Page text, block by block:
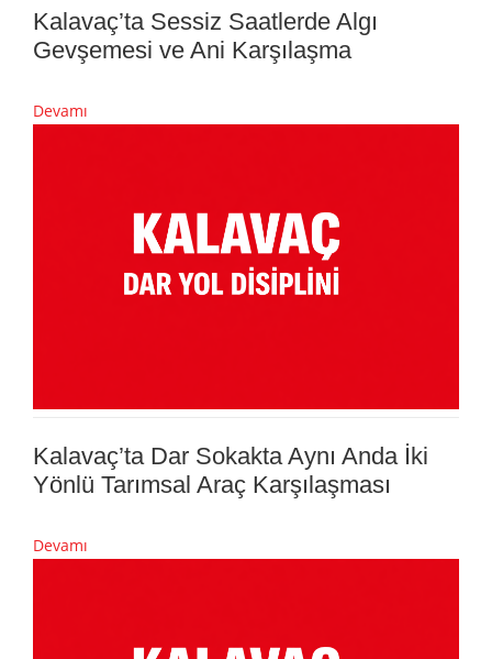
Kalavaç’ta Sessiz Saatlerde Algı
Gevşemesi ve Ani Karşılaşma
Devamı
Kalavaç’ta Dar Sokakta Aynı Anda İki
Yönlü Tarımsal Araç Karşılaşması
Devamı